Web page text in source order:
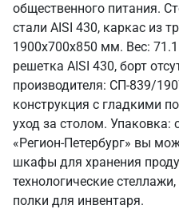
общественного питания.
стали AISI 430, каркас из
1900x700x850 мм. Вес:
решетка AISI 430, борт
производителя: СП-839/
конструкция с гладкими
уход за столом. Упаковка:
«Регион-Петербург» вы
шкафы для хранения
технологические
полки для инвентаря.